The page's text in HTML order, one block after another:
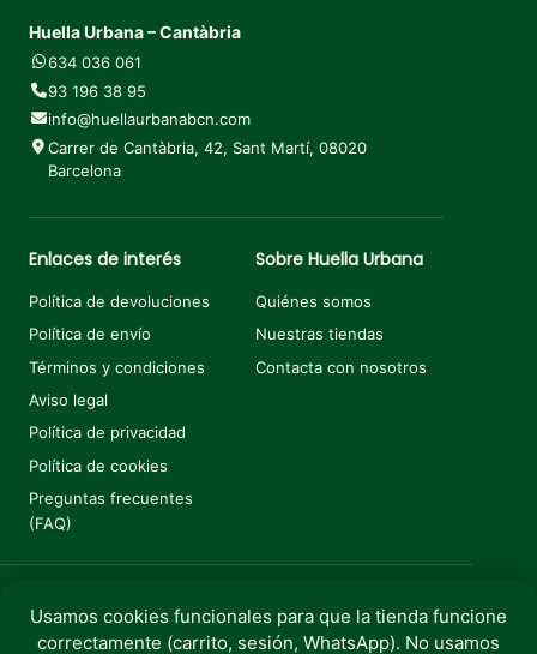
Huella Urbana – Cantàbria
634 036 061
93 196 38 95
info@huellaurbanabcn.com
Carrer de Cantàbria, 42, Sant Martí, 08020
Barcelona
Enlaces de interés
Política de devoluciones
Política de envío
Términos y condiciones
Aviso legal
Política de privacidad
Política de cookies
Preguntas frecuentes
(FAQ)
Sobre Huella Urbana
Quiénes somos
Nuestras tiendas
Contacta con nosotros
Usamos cookies funcionales para que la tienda funcione
correctamente (carrito, sesión, WhatsApp). No usamos